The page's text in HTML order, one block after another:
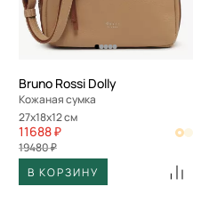
Bruno Rossi Dolly
Кожаная сумка
27x18x12 см
11688 ₽
19480 ₽
В КОРЗИНУ